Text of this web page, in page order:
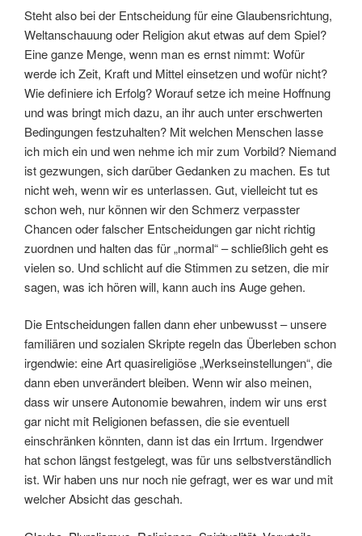
Steht also bei der Entscheidung für eine Glaubensrichtung,
Weltanschauung oder Religion akut etwas auf dem Spiel?
Eine ganze Menge, wenn man es ernst nimmt: Wofür
werde ich Zeit, Kraft und Mittel einsetzen und wofür nicht?
Wie definiere ich Erfolg? Worauf setze ich meine Hoffnung
und was bringt mich dazu, an ihr auch unter erschwerten
Bedingungen festzuhalten? Mit welchen Menschen lasse
ich mich ein und wen nehme ich mir zum Vorbild? Niemand
ist gezwungen, sich darüber Gedanken zu machen. Es tut
nicht weh, wenn wir es unterlassen. Gut, vielleicht tut es
schon weh, nur können wir den Schmerz verpasster
Chancen oder falscher Entscheidungen gar nicht richtig
zuordnen und halten das für „normal“ – schließlich geht es
vielen so. Und schlicht auf die Stimmen zu setzen, die mir
sagen, was ich hören will, kann auch ins Auge gehen.
Die Entscheidungen fallen dann eher unbewusst – unsere
familiären und sozialen Skripte regeln das Überleben schon
irgendwie: eine Art quasireligiöse „Werkseinstellungen“, die
dann eben unverändert bleiben. Wenn wir also meinen,
dass wir unsere Autonomie bewahren, indem wir uns erst
gar nicht mit Religionen befassen, die sie eventuell
einschränken könnten, dann ist das ein Irrtum. Irgendwer
hat schon längst festgelegt, was für uns selbstverständlich
ist. Wir haben uns nur noch nie gefragt, wer es war und mit
welcher Absicht das geschah.